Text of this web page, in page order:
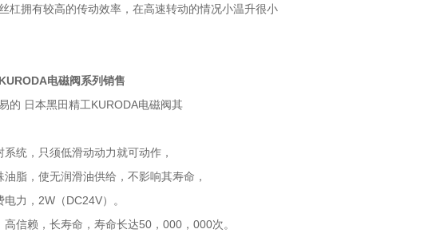
杠拥有较高的传动效率，在高速转动的情况小温升很小
电磁阀系列销售
的 日本黑田精工KURODA电磁阀其
系统，只须低滑动动力就可动作，
油脂，使无润滑油供给，不影响其寿命，
电力，2W（DC24V）。
高信赖，长寿命，寿命长达50，000，000次。